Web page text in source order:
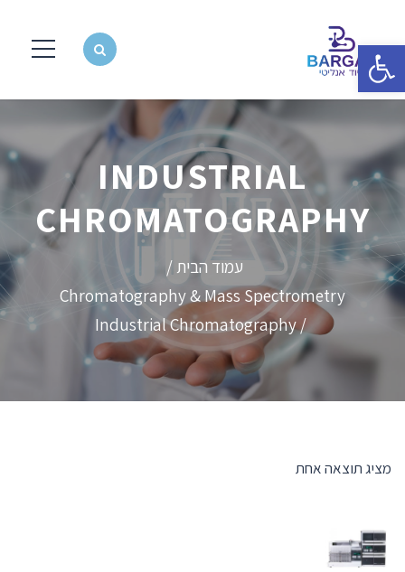
פתח סרגל נגישות
INDUSTRIAL
CHROMATOGRAPHY
עמוד הבית /
Chromatography & Mass Spectrometry
/ Industrial Chromatography
מציג תוצאה אחת